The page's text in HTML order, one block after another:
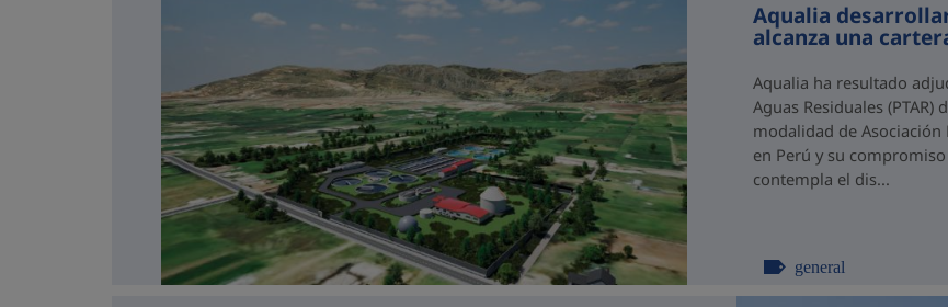
Aqualia
alcanza una
Aqualia ha resultado
Aguas Residuales
modalidad de Asociación
en Perú y su
contempla el dis...
general